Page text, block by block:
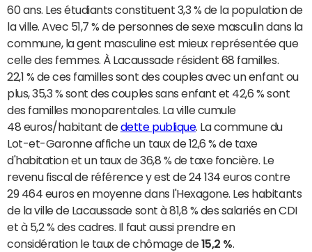
60 ans. Les étudiants constituent 3,3 % de la population de
la ville. Avec 51,7 % de personnes de sexe masculin dans la
commune, la gent masculine est mieux représentée que
celle des femmes. À Lacaussade résident 68 familles.
22,1 % de ces familles sont des couples avec un enfant ou
plus, 35,3 % sont des couples sans enfant et 42,6 % sont
des familles monoparentales. La ville cumule
48 euros/habitant dedette publique. La commune du
Lot-et-Garonne affiche un taux de 12,6 % de taxe
d'habitation et un taux de 36,8 % de taxe foncière. Le
revenu fiscal de référence y est de 24 134 euros contre
29 464 euros en moyenne dans l'Hexagone. Les habitants
de la ville de Lacaussade sont à 81,8 % des salariés en CDI
et à 5,2 % des cadres. Il faut aussi prendre en
considération le taux de chômage de15,2 %